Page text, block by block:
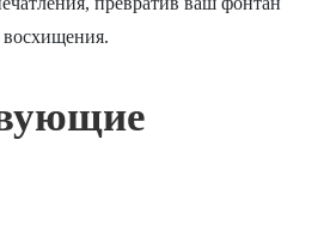
восхищения.